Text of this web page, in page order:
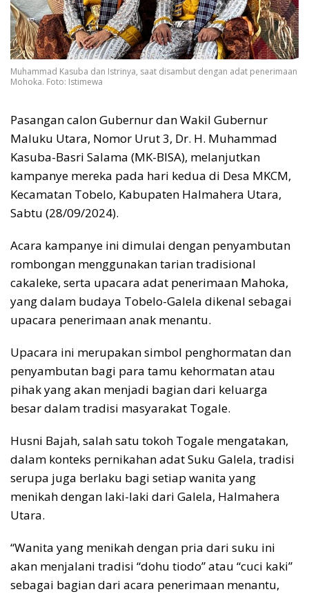
Muhammad Kasuba dan Istrinya, saat disambut dengan adat penerimaan
Mohoka. Foto: Istimewa
Pasangan calon Gubernur dan Wakil Gubernur
Maluku Utara, Nomor Urut 3, Dr. H. Muhammad
Kasuba-Basri Salama (MK-BISA), melanjutkan
kampanye mereka pada hari kedua di Desa MKCM,
Kecamatan Tobelo, Kabupaten Halmahera Utara,
Sabtu (28/09/2024).
Acara kampanye ini dimulai dengan penyambutan
rombongan menggunakan tarian tradisional
cakaleke, serta upacara adat penerimaan Mahoka,
yang dalam budaya Tobelo-Galela dikenal sebagai
upacara penerimaan anak menantu.
Upacara ini merupakan simbol penghormatan dan
penyambutan bagi para tamu kehormatan atau
pihak yang akan menjadi bagian dari keluarga
besar dalam tradisi masyarakat Togale.
Husni Bajah, salah satu tokoh Togale mengatakan,
dalam konteks pernikahan adat Suku Galela, tradisi
serupa juga berlaku bagi setiap wanita yang
menikah dengan laki-laki dari Galela, Halmahera
Utara.
“Wanita yang menikah dengan pria dari suku ini
akan menjalani tradisi “dohu tiodo” atau “cuci kaki”
sebagai bagian dari acara penerimaan menantu,